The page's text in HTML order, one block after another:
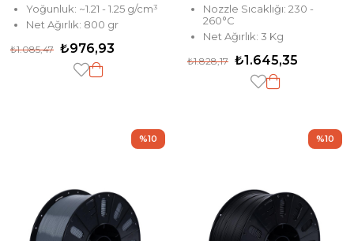
Yoğunluk: ~1.21 - 1.25 g/cm³
Net Ağırlık: 800 gr
₺976,93
₺1.085,47
Nozzle Sıcaklığı: 230 -
260°C
Net Ağırlık: 3 Kg
₺1.645,35
₺1.828,17
%10 %10